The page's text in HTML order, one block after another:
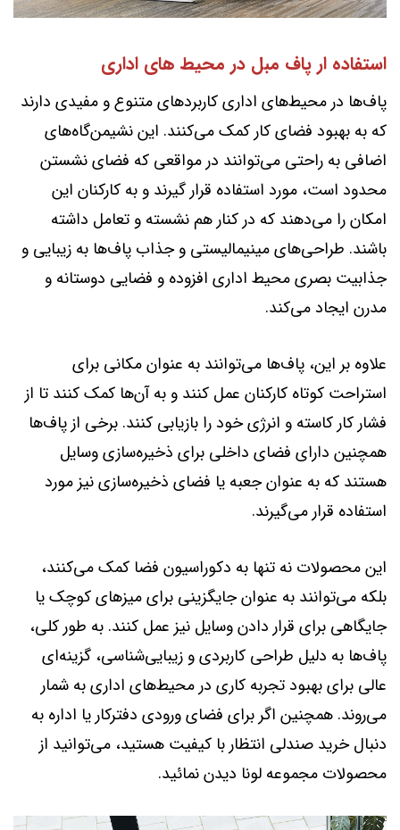
استفاده ار پاف مبل در محیط های اداری
پاف‌ها در محیط‌های اداری کاربردهای متنوع و مفیدی دارند
که به بهبود فضای کار کمک می‌کنند. این نشیمن‌گاه‌های
اضافی به راحتی می‌توانند در مواقعی که فضای نشستن
محدود است، مورد استفاده قرار گیرند و به کارکنان این
امکان را می‌دهند که در کنار هم نشسته و تعامل داشته
باشند. طراحی‌های مینیمالیستی و جذاب پاف‌ها به زیبایی و
جذابیت بصری محیط اداری افزوده و فضایی دوستانه و
مدرن ایجاد می‌کند.
علاوه بر این، پاف‌ها می‌توانند به عنوان مکانی برای
استراحت کوتاه کارکنان عمل کنند و به آن‌ها کمک کنند تا از
فشار کار کاسته و انرژی خود را بازیابی کنند. برخی از پاف‌ها
همچنین دارای فضای داخلی برای ذخیره‌سازی وسایل
هستند که به عنوان جعبه یا فضای ذخیره‌سازی نیز مورد
استفاده قرار می‌گیرند.
این محصولات نه تنها به دکوراسیون فضا کمک می‌کنند،
بلکه می‌توانند به عنوان جایگزینی برای میزهای کوچک یا
جایگاهی برای قرار دادن وسایل نیز عمل کنند. به طور کلی،
پاف‌ها به دلیل طراحی کاربردی و زیبایی‌شناسی، گزینه‌ای
عالی برای بهبود تجربه کاری در محیط‌های اداری به شمار
می‌روند. همچنین اگر برای فضای ورودی دفترکار یا اداره به
دنبال خرید صندلی انتظار با کیفیت هستید، می‌توانید از
محصولات مجموعه لونا دیدن نمائید.